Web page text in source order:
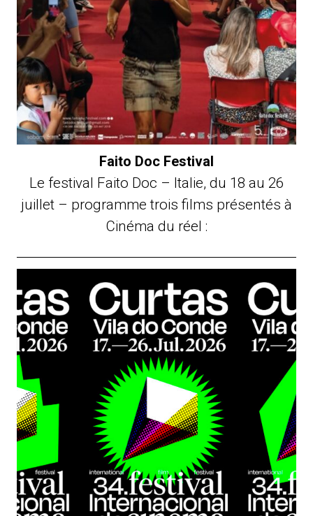
Faito Doc Festival
Le festival Faito Doc – Italie, du 18 au 26
juillet – programme trois films présentés à
Cinéma du réel :